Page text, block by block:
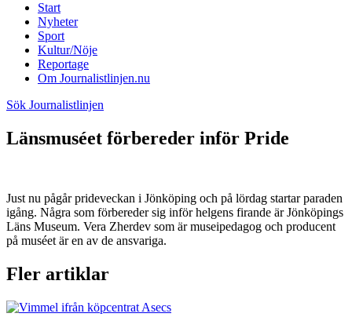
Start
Nyheter
Sport
Kultur/Nöje
Reportage
Om Journalistlinjen.nu
Sök Journalistlinjen
Länsmuséet förbereder inför Pride
Just nu pågår prideveckan i Jönköping och på lördag startar paraden
igång. Några som förbereder sig inför helgens firande är Jönköpings
Läns Museum. Vera Zherdev som är museipedagog och producent
på muséet är en av de ansvariga.
Fler artiklar